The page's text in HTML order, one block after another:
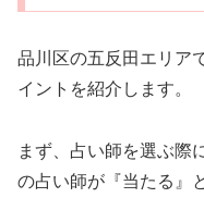
品川区の五反田エリア
イントを紹介します。
まず、占い師を選ぶ際
の占い師が『当たる』